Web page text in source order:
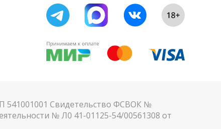
541001001 Свидетельство ФСВОК №
№ Л0 41-01125-54/00561308 от